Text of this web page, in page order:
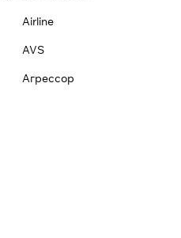
Airline
AVS
Агрессор